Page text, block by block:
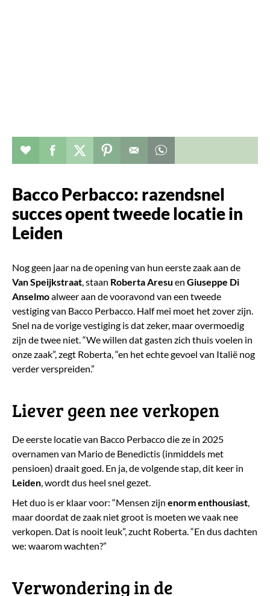
Verhaal toevoegen aan favorieten
Deel dit op facebook
Deel dit op twitter
Deel dit op pinterest
Bacco Perbacco: razendsnel
succes opent tweede locatie in
Leiden
Nog geen jaar na de opening van hun eerste zaak aan de
Van Speijkstraat, staan Roberta Aresu en Giuseppe Di
Anselmoalweer aan de vooravond van een tweede
vestiging van Bacco Perbacco. Half mei moet het zover zijn.
Snel na de vorige vestiging is dat zeker, maar overmoedig
zijn de twee niet. “We willen dat gasten zich thuis voelen in
onze zaak”, zegt Roberta, “en het echte gevoel van Italië nog
verder verspreiden.”
​Liever geen nee verkopen
De eerste locatie van Bacco Perbacco die ze in 2025
overnamen van Mario de Benedictis (inmiddels met
pensioen) draait goed. En ja, de volgende stap, dit keer in
Leiden, wordt dus heel snel gezet.
Het duo is er klaar voor: “Mensen zijn enorm enthousiast,
maar doordat de zaak niet groot is moeten we vaak nee
verkopen. Dat is nooit leuk”, zucht Roberta. “En dus dachten
we: waarom wachten?”
​Verwondering in de